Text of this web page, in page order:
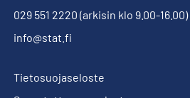
029 551 2220 (arkisin klo 9.00-16.00)
info@stat.fi
Tietosuojaseloste